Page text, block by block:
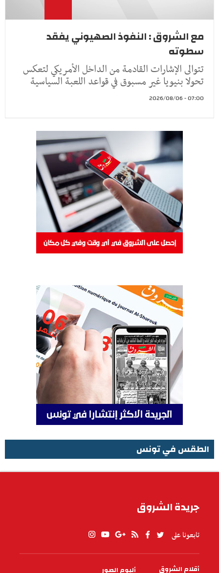
مع الشروق : النفوذ الصهيوني يفقد
سطوته
تتوالى الإشارات القادمة من الداخل الأمريكي لتعكس
تحولا بنيويا غير مسبوق في قواعد اللعبة السياسية
07:00 - 2026/08/06
الطقس في تونس
جريدة الشروق
تابعونا على
أقلام الشروق ألبوم الصور